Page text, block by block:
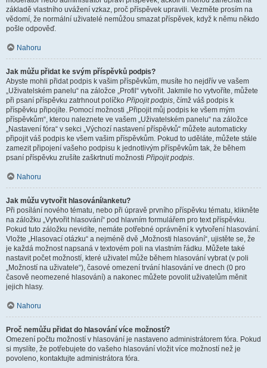
základě vlastního uvážení vzkaz, proč příspěvek upravili. Vezměte prosím na
vědomí, že normální uživatelé nemůžou smazat příspěvek, když k němu někdo
pošle odpověď.
Nahoru
Jak můžu přidat ke svým příspěvků podpis?
Abyste mohli přidat podpis k vašim příspěvkům, musíte ho nejdřív ve vašem
„Uživatelském panelu“ na záložce „Profil“ vytvořit. Jakmile ho vytvoříte, můžete
při psaní příspěvku zatrhnout políčko Připojit podpis, čímž váš podpis k
příspěvku připojíte. Pomocí možnosti „Připojit můj podpis ke všem mým
příspěvkům“, kterou naleznete ve vašem „Uživatelském panelu“ na záložce
„Nastavení fóra“ v sekci „Výchozí nastavení příspěvků“ můžete automaticky
připojit váš podpis ke všem vašim příspěvkům. Pokud to uděláte, můžete stále
zamezit připojení vašeho podpisu k jednotlivým příspěvkům tak, že během
psaní příspěvku zrušíte zaškrtnutí možnosti Připojit podpis.
Nahoru
Jak můžu vytvořit hlasování/anketu?
Při posílání nového tématu, nebo při úpravě prvního příspěvku tématu, klikněte
na záložku „Vytvořit hlasování“ pod hlavním formulářem pro text příspěvku.
Pokud tuto záložku nevidíte, nemáte potřebné oprávnění k vytvoření hlasování.
Vložte „Hlasovací otázku“ a nejméně dvě „Možnosti hlasování“, ujistěte se, že
je každá možnost napsaná v textovém poli na vlastním řádku. Můžete také
nastavit počet možností, které uživatel může během hlasování vybrat (v poli
„Možností na uživatele“), časové omezení trvání hlasování ve dnech (0 pro
časově neomezené hlasování) a nakonec můžete povolit uživatelům měnit
jejich hlasy.
Nahoru
Proč nemůžu přidat do hlasování více možností?
Omezení počtu možností v hlasování je nastaveno administrátorem fóra. Pokud
si myslíte, že potřebujete do vašeho hlasování vložit více možností než je
povoleno, kontaktujte administrátora fóra.